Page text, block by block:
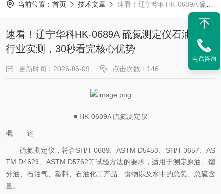
当前位置： 首页 技术文章 速看！辽宁华科HK-0689A 硫氮测定仪石油分析行业实测，30秒看完核心优势
速看！辽宁华科HK-0689A 硫氮测定仪石油分析
行业实测，30秒看完核心优势
更新时间：2026-06-09 点击次数：146
■ HK-0689A 硫氮测定仪
概 述
硫氮测定仪，符合SH/T 0689、ASTM D5453、SH/T 0657、AS
TM D4629、ASTM D5762等试验方法的要求，适用于测定原油、馏
分油、石油气、塑料、石油化工产品、食物以及水中的总氮、总硫含
量。
电话咨询